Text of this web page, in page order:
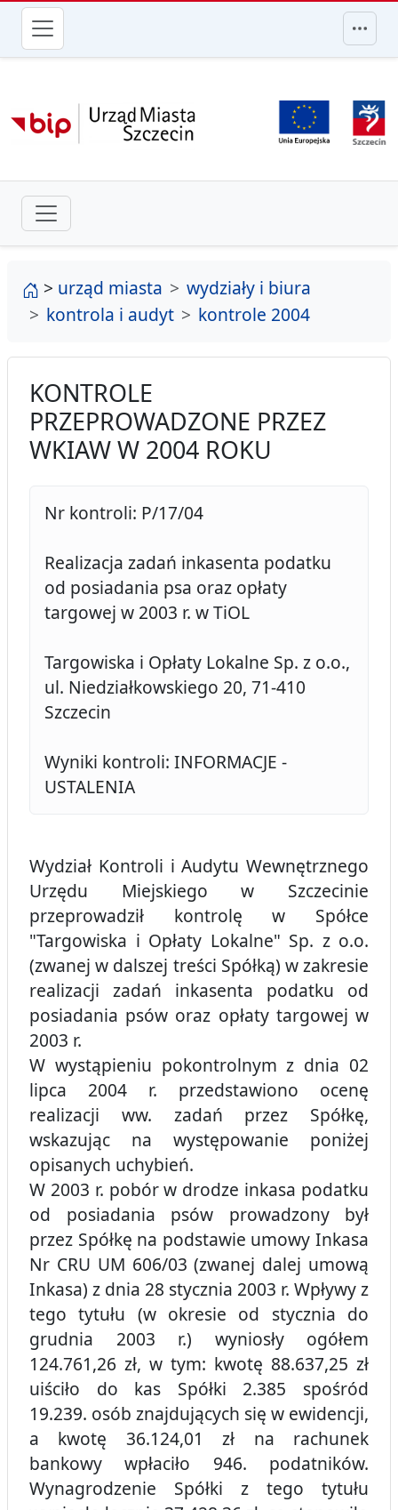
przejdź do głównego menu
strona główna
> urząd miasta
wydziały i biura
kontrola i audyt
kontrole 2004
KONTROLE
PRZEPROWADZONE PRZEZ
WKIAW W 2004 ROKU
Nr kontroli: P/17/04
Realizacja zadań inkasenta podatku
od posiadania psa oraz opłaty
targowej w 2003 r. w TiOL
Targowiska i Opłaty Lokalne Sp. z o.o.,
ul. Niedziałkowskiego 20, 71-410
Szczecin
Wyniki kontroli: INFORMACJE -
USTALENIA
Wydział Kontroli i Audytu Wewnętrznego
Urzędu Miejskiego w Szczecinie
przeprowadził kontrolę w Spółce
"Targowiska i Opłaty Lokalne" Sp. z o.o.
(zwanej w dalszej treści Spółką) w zakresie
realizacji zadań inkasenta podatku od
posiadania psów oraz opłaty targowej w
2003 r.
W wystąpieniu pokontrolnym z dnia 02
lipca 2004 r. przedstawiono ocenę
realizacji ww. zadań przez Spółkę,
wskazując na występowanie poniżej
opisanych uchybień.
W 2003 r. pobór w drodze inkasa podatku
od posiadania psów prowadzony był
przez Spółkę na podstawie umowy Inkasa
Nr CRU UM 606/03 (zwanej dalej umową
Inkasa) z dnia 28 stycznia 2003 r. Wpływy z
tego tytułu (w okresie od stycznia do
grudnia 2003 r.) wyniosły ogółem
124.761,26 zł, w tym: kwotę 88.637,25 zł
uiściło do kas Spółki 2.385 spośród
19.239. osób znajdujących się w ewidencji,
a kwotę 36.124,01 zł na rachunek
bankowy wpłaciło 946. podatników.
Wynagrodzenie Spółki z tego tytułu